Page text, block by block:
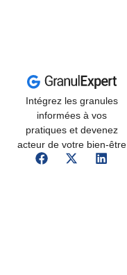
Intégrez les granules
informées à vos
pratiques et devenez
acteur de votre bien-être